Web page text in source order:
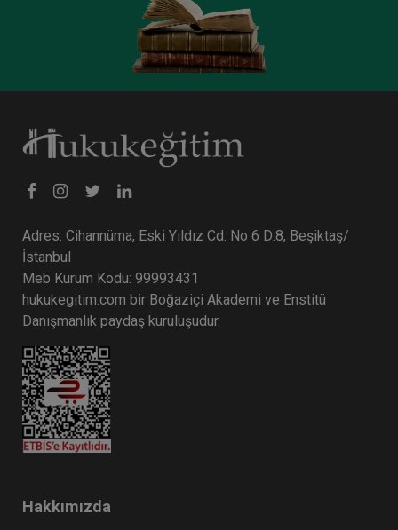
III. İş Hukuku Kongresi - Tüm Oturumlar (8
Sepete Ekle
Tüketici Hukuku Enstitüsü
İşçilik Alacakları ve Tazminatları - 1 - III. İş
Hukuku Kongresi - VII. Oturum
360 TL
Tüketici Hukuku Enstitüsü
Adres: Cihannüma, Eski Yıldız Cd. No 6 D:8, Beşiktaş/
İstanbul
Meb Kurum Kodu: 99993431
hukukegitim.com bir Boğaziçi Akademi ve Enstitü
Danışmanlık paydaş kuruluşudur.
Hakkımızda